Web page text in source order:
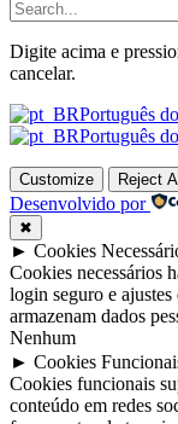
Digite acima e
cancelar.
Português
Português
Customize Reject All
Desenvolvido por
✖
► Cookies
Cookies necessários
login seguro e
armazenam dados
Nenhum
► Cookies
Cookies funcionais
conteúdo em redes